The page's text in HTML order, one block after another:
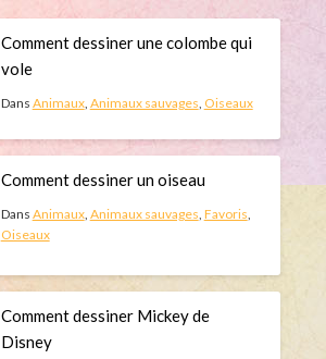
Comment dessiner une colombe qui
vole
Dans Animaux, Animaux sauvages Oiseaux
Comment dessiner un oiseau
Dans Animaux, Animaux sauvages Favoris
Oiseaux
Comment dessiner Mickey de
Disney